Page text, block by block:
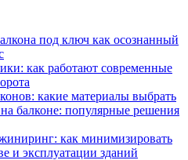
под ключ как осознанный
как работают современные
какие материалы выбрать
балконе: популярные решения
как минимизировать
и эксплуатации зданий